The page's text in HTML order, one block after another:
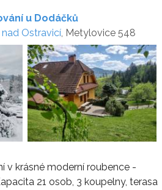
u Dodáčků
nad Ostravicí, Metylovice 548
v krásné moderní roubence -
21 osob, 3 koupelny, terasa